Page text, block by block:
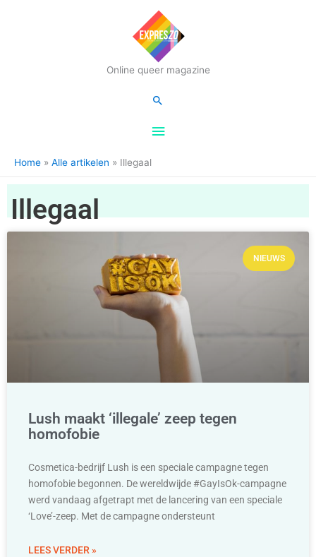
Online queer magazine
Hoofdmenu
Zoeken
Home Alle artikelen Illegaal
Illegaal
NIEUWS
Lush maakt ‘illegale’ zeep tegen
homofobie
Cosmetica-bedrijf Lush is een speciale campagne tegen
homofobie begonnen. De wereldwijde #GayIsOk-campagne
werd vandaag afgetrapt met de lancering van een speciale
‘Love’-zeep. Met de campagne ondersteunt
LEES VERDER »